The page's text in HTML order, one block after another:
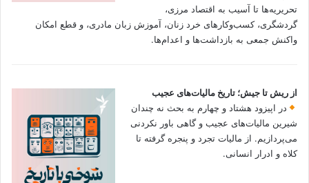
تحریریه‌ها تا آسیب به اقتصاد مرزی،
گردشگری، کسب‌وکارهای خرد زنان، آموزش زبان مادری، و قطع امکان
واکنش جمعی به بازداشت‌ها و اعدام‌ها.
از ریش تا جیش؛ تاریخ مالیات‌های عجیب
در اپیزود هشتاد و چهارم به بحث نه چندان
شیرین مالیات‌های عجیب و گاهی باور نکردنی‌
می‌پردازیم. از مالیات تجرد و پنجره گرفته تا
کلاه و ادرار انسانی.